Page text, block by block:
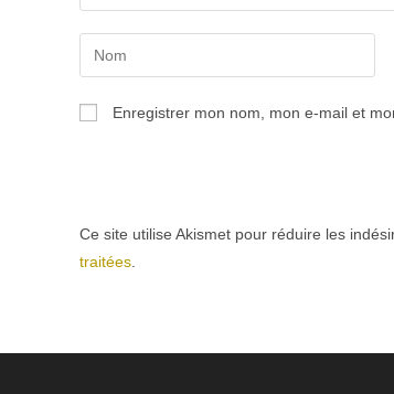
Enter
your
name
Enregistrer mon nom, mon e-mail et
Ce site utilise Akismet pour réduire les
traitées.